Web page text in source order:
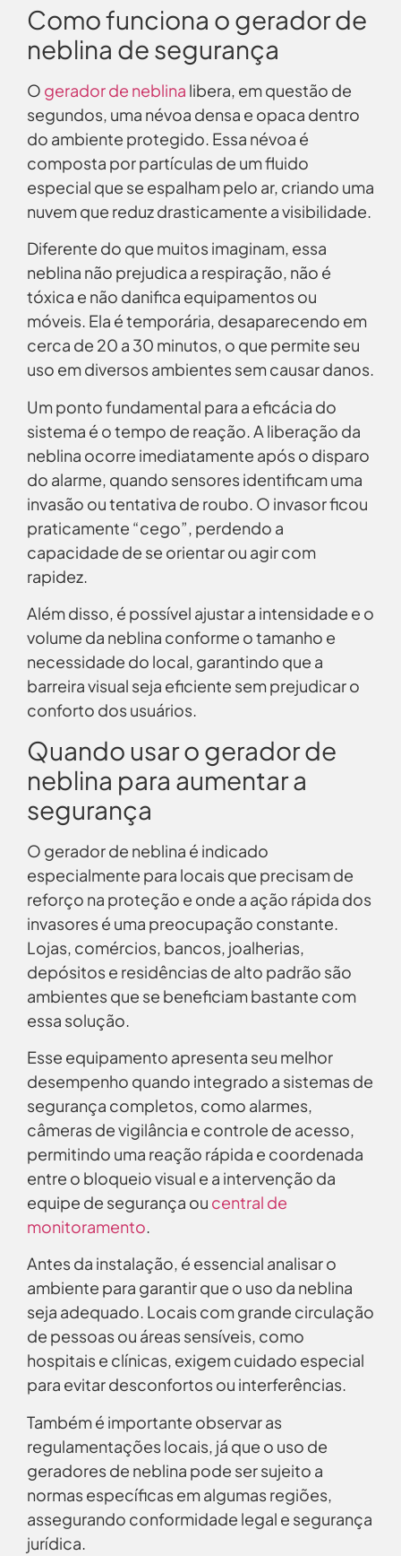
Como funciona o gerador de
neblina de segurança
O gerador de neblina libera, em questão de
segundos, uma névoa densa e opaca dentro
do ambiente protegido. Essa névoa é
composta por partículas de um fluido
especial que se espalham pelo ar, criando uma
nuvem que reduz drasticamente a visibilidade.
Diferente do que muitos imaginam, essa
neblina não prejudica a respiração, não é
tóxica e não danifica equipamentos ou
móveis. Ela é temporária, desaparecendo em
cerca de 20 a 30 minutos, o que permite seu
uso em diversos ambientes sem causar danos.
Um ponto fundamental para a eficácia do
sistema é o tempo de reação. A liberação da
neblina ocorre imediatamente após o disparo
do alarme, quando sensores identificam uma
invasão ou tentativa de roubo. O invasor ficou
praticamente “cego”, perdendo a
capacidade de se orientar ou agir com
rapidez.
Além disso, é possível ajustar a intensidade e o
volume da neblina conforme o tamanho e
necessidade do local, garantindo que a
barreira visual seja eficiente sem prejudicar o
conforto dos usuários.
Quando usar o gerador de
neblina para aumentar a
segurança
O gerador de neblina é indicado
especialmente para locais que precisam de
reforço na proteção e onde a ação rápida dos
invasores é uma preocupação constante.
Lojas, comércios, bancos, joalherias,
depósitos e residências de alto padrão são
ambientes que se beneficiam bastante com
essa solução.
Esse equipamento apresenta seu melhor
desempenho quando integrado a sistemas de
segurança completos, como alarmes,
câmeras de vigilância e controle de acesso,
permitindo uma reação rápida e coordenada
entre o bloqueio visual e a intervenção da
equipe de segurança ou central de
monitoramento.
Antes da instalação, é essencial analisar o
ambiente para garantir que o uso da neblina
seja adequado. Locais com grande circulação
de pessoas ou áreas sensíveis, como
hospitais e clínicas, exigem cuidado especial
para evitar desconfortos ou interferências.
Também é importante observar as
regulamentações locais, já que o uso de
geradores de neblina pode ser sujeito a
normas específicas em algumas regiões,
assegurando conformidade legal e segurança
jurídica.